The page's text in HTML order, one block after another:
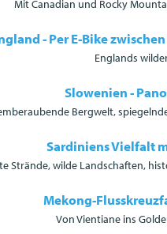
Mit Canadian und Rocky
- Per E-Bike
Englands
Slowenien -
Bergwelt,
Sardiniens Vielfalt
Strände, wilde Landschaften,
Mekong-
Von Vientiane ins